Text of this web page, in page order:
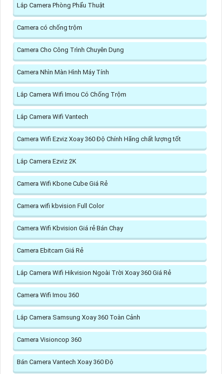
Lắp Camera Phòng Phẩu Thuật
Camera có chống trộm
Camera Cho Công Trình Chuyên Dụng
Camera Nhìn Màn Hình Máy Tính
Lắp Camera Wifi Imou Có Chống Trộm
Lắp Camera Wifi Vantech
Camera Wifi Ezviz Xoay 360 Độ Chính Hãng chất lượng tốt
Lắp Camera Ezviz 2K
Camera Wifi Kbone Cube Giá Rẻ
Camera wifi kbvision Full Color
Camera Wifi Kbvision Giá rẻ Bán Chạy
Camera Ebitcam Giá Rẻ
Lắp Camera Wifi Hikvision Ngoài Trời Xoay 360 Giá Rẻ
Camera Wifi Imou 360
Lắp Camera Samsung Xoay 360 Toàn Cảnh
Camera Visioncop 360
Bán Camera Vantech Xoay 360 Độ